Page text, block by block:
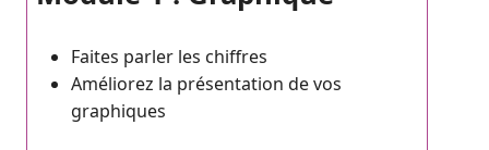
Faites parler les chiffres
Améliorez la présentation de vos
graphiques